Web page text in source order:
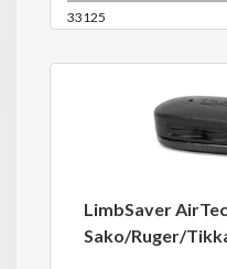
33125
LimbSaver
Sako/Ruger/